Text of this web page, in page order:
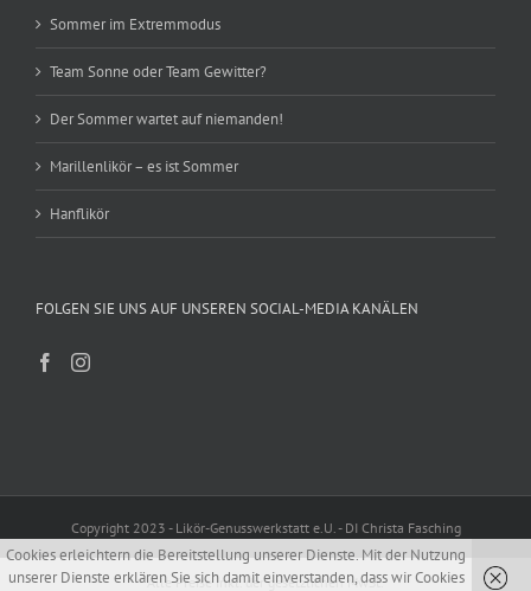
Sommer im Extremmodus
Team Sonne oder Team Gewitter?
Der Sommer wartet auf niemanden!
Marillenlikör – es ist Sommer
Hanflikör
FOLGEN SIE UNS AUF UNSEREN SOCIAL-MEDIA KANÄLEN
Copyright 2023 - Likör-Genusswerkstatt e.U. - DI Christa Fasching
Alle Preise inkl. der gesetzlichen MwSt.
Cookies erleichtern die Bereitstellung unserer Dienste. Mit der Nutzung
unserer Dienste erklären Sie sich damit einverstanden, dass wir Cookies